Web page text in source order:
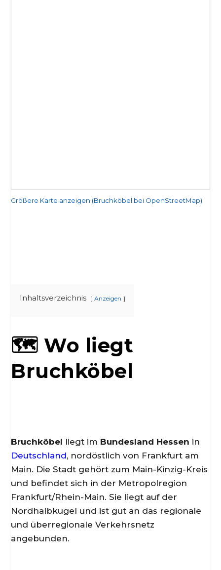
Größere Karte anzeigen (Bruchköbel bei OpenStreetMap)
Inhaltsverzeichnis Anzeigen
🗺️ Wo liegt
Bruchköbel
Bruchköbel liegt im Bundesland Hessen in
Deutschland, nordöstlich von Frankfurt am
Main. Die Stadt gehört zum Main-Kinzig-Kreis
und befindet sich in der Metropolregion
Frankfurt/Rhein-Main. Sie liegt auf der
Nordhalbkugel und ist gut an das regionale
und überregionale Verkehrsnetz
angebunden.